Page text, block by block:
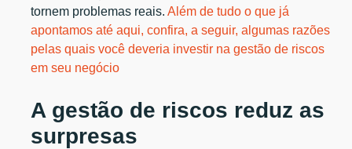
tornem problemas reais.Além de tudo o que já
apontamos até aqui, confira, a seguir, algumas razões
pelas quais você deveria investir na gestão de riscos
em seu negócio
A gestão de riscos reduz as
surpresas